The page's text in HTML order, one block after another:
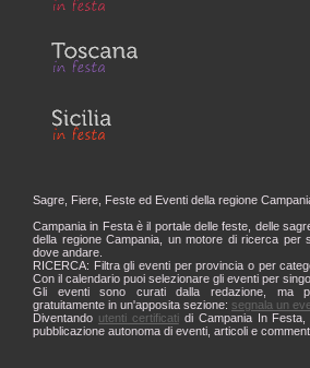
Sagre, Fiere, Feste ed Eventi della regione
Campania in Festa è il portale delle feste, delle
della regione Campania, un motore di ricerca per
dove andare.
RICERCA: Filtra gli eventi per provincia o per
Con il calendario puoi selezionare gli eventi per
Gli eventi sono curati dalla redazione, ma
gratuitamente in un'apposita sezione: segnala un
Diventando utenti certificatidi Campania In Festa,
pubblicazione autonoma di eventi, articoli e